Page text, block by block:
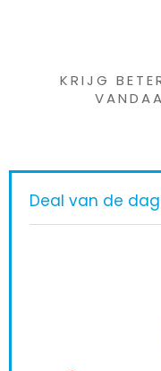
KRIJG
Deal van de dag